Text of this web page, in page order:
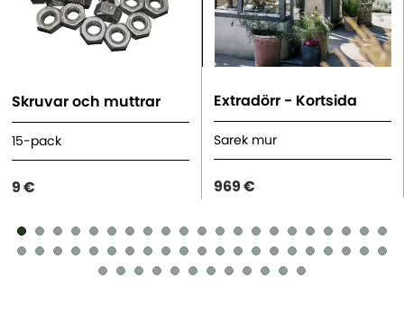
Skruvar och muttrar
15-pack
9 €
Extradörr - Kortsida
Sarek mur
969 €